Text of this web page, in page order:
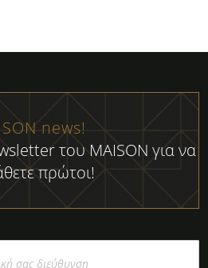
news!
του MAISON για να
πρώτοι!